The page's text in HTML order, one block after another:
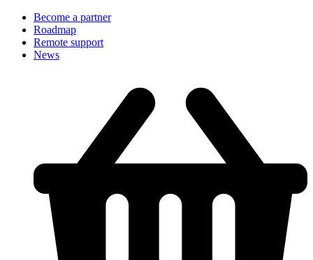
Become a partner
Roadmap
Remote support
News